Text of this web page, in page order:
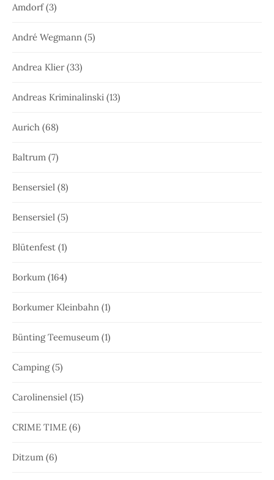
Amdorf(3)
André Wegmann (5)
Andrea Klier(33)
Andreas Kriminalinski (13)
Aurich (68)
Baltrum (7)
Bensersiel (8)
Bensersiel (5)
Blütenfest (1)
Borkum (164)
Borkumer Kleinbahn (1)
Bünting Teemuseum (1)
Camping(5)
Carolinensiel (15)
CRIME TIME (6)
Ditzum (6)